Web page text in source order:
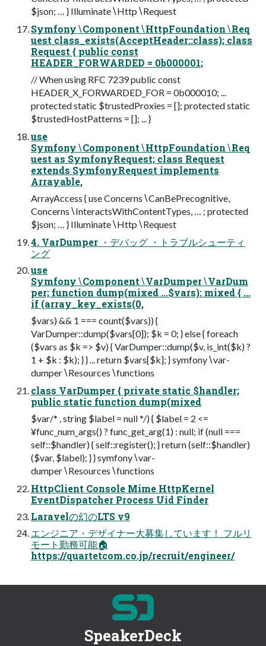
$json; … } Illuminate∖Http∖Request
Symfony∖Component∖HttpFoundation∖Req
uest class_exists(AcceptHeader::class); class
Request { public const
HEADER_FORWARDED = 0b000001;
// When using RFC 7239 public const
HEADER_X_FORWARDED_FOR = 0b000010; ...
protected static $trustedProxies = []; protected static
$trustedHostPatterns = []; ... }
use
Symfony∖Component∖HttpFoundation∖Req
uest as SymfonyRequest; class Request
extends SymfonyRequest implements
Arrayable,
ArrayAccess { use Concerns∖CanBePrecognitive,
Concerns∖InteractsWithContentTypes, … ; protected
$json; … } Illuminate∖Http∖Request
4. VarDumper ・デバッグ ・トラブルシューティ
ング
use
Symfony∖Component∖VarDumper∖VarDum
per; function dump(mixed ...$vars): mixed { ...
if (array_key_exists(0,
$vars) && 1 === count($vars)) {
VarDumper::dump($vars[0]); $k = 0; } else { foreach
($vars as $k => $v) { VarDumper::dump($v, is_int($k) ?
1 + $k : $k); } } ... return $vars[$k]; } symfony∖var-
dumper∖Resources∖functions
class VarDumper { private static $handler;
public static function dump(mixed
$var/* , string $label = null */) { $label = 2 <=
¥func_num_args() ? func_get_arg(1) : null; if (null ===
self::$handler) { self::register(); } return (self::$handler)
($var, $label); } } symfony∖var-
dumper∖Resources∖functions
HttpClient Console Mime HttpKernel
EventDispatcher Process Uid Finder
Laravelの幻のLTS v9
エンジニア・デザイナー大募集しています！ フルリ
モート勤務可能🏠
https://quartetcom.co.jp/recruit/engineer/
SpeakerDeck